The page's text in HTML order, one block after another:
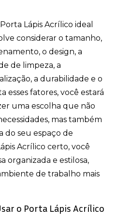
Lápis Acrílico ideal
considerar o tamanho,
o design, a
de limpeza, a
a durabilidade e o
esses fatores, você estará
uma escolha que não
mas também
do seu espaço de
Acrílico certo, você
organizada e estilosa,
de trabalho mais
o Porta Lápis Acrílico